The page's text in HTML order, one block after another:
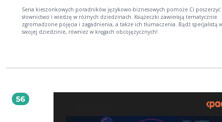
Seria kieszonkowych poradników językowo-biznesowych pomoże Ci poszerzyć
słownictwo i wiedzę w różnych dziedzinach. Książeczki zawierają tematycznie
zgromadzone pojęcia i zagadnienia, a także ich tłumaczenia. Bądź specjalistą
swojej dziedzinie, również w kręgach obcojęzycznych!
56